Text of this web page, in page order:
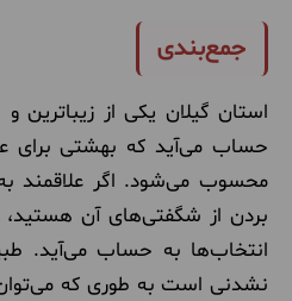
جمع‌بندی
استان گیلان یکی از زیباترین
حساب می‌آید که بهشتی برای
محسوب می‌شود. اگر علاقمند
بردن از شگفتی‌های آن هستید،
انتخاب‌ها به حساب می‌آید.
نشدنی است به طوری که می‌توان